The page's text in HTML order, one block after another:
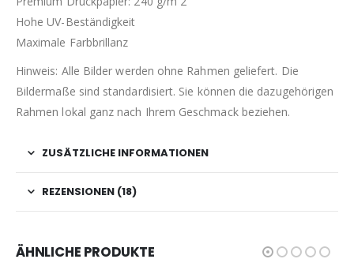
Hohe UV-Beständigkeit
Maximale Farbbrillanz
Hinweis: Alle Bilder werden ohne Rahmen geliefert. Die
Bildermaße sind standardisiert. Sie können die dazugehörigen
Rahmen lokal ganz nach Ihrem Geschmack beziehen.
ZUSÄTZLICHE INFORMATIONEN
REZENSIONEN (18)
ÄHNLICHE PRODUKTE